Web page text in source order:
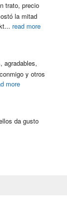
trato, precio
la mitad
... read more
agradables,
y otros
more
da gusto